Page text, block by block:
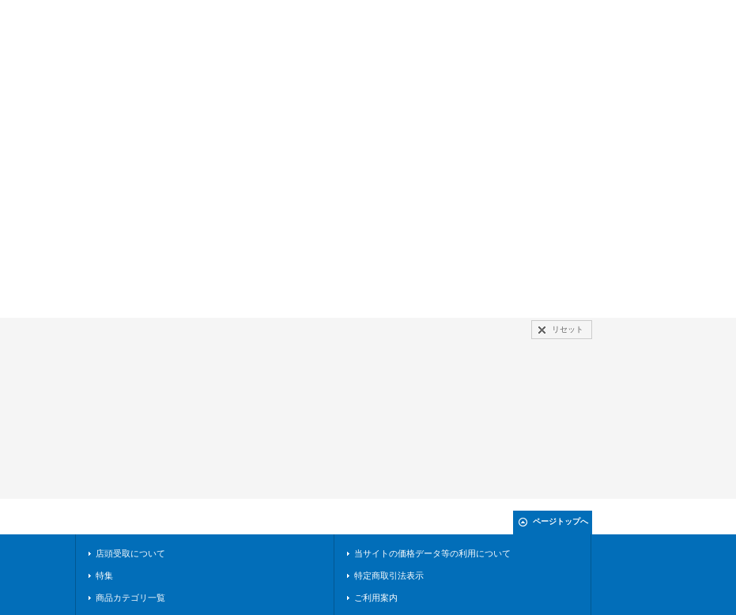
リセット
ページトップへ
店頭受取について
特集
商品カテゴリ一覧
当サイトの価格データ等の利用について
特定商取引法表示
ご利用案内